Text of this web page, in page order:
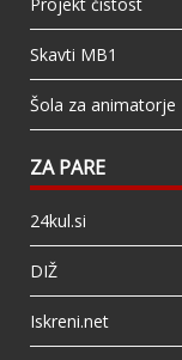
Skavti MB1
Šola za animatorje
ZA PARE
24kul.si
DIŽ
Iskreni.net